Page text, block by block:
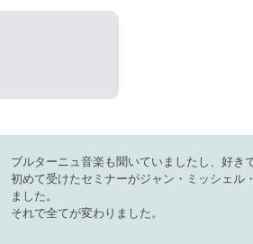
ブルターニュ音楽も聞いていましたし、好き
初めて受けたセミナーがジャン・ミッシェル
ました。
それで全てが変わりました。